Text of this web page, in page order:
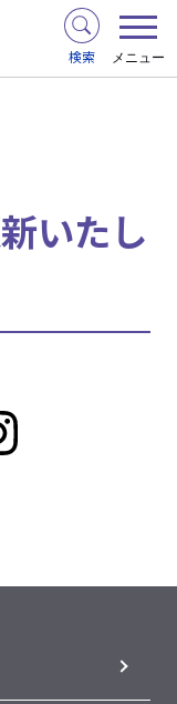
検索 メニュー
いたし